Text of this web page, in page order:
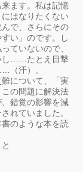
ます。私は記憶
はなりたくない
で、さらにその
い」のです。し
ていないので、
し……たとえ目撃
（汗）。
について、「実
の問題に解決法
錯覚の影響を減
れていました。
のような本を読